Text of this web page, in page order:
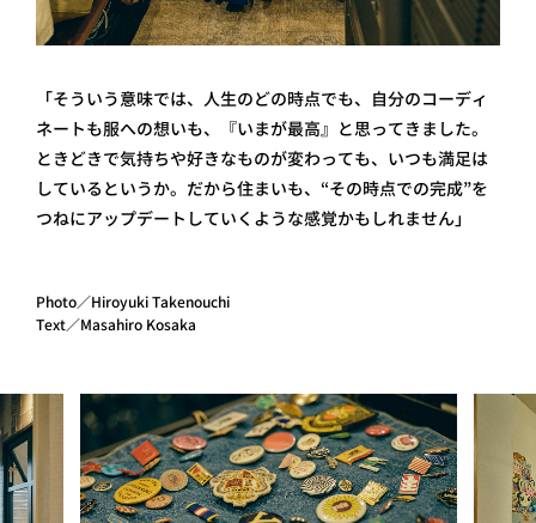
「そういう意味では、人生のどの時点でも、自分のコーディ
ネートも服への想いも、『いまが最高』と思ってきました。
ときどきで気持ちや好きなものが変わっても、いつも満足は
しているというか。だから住まいも、“その時点での完成”を
つねにアップデートしていくような感覚かもしれません」
Photo／Hiroyuki Takenouchi
Text／Masahiro Kosaka